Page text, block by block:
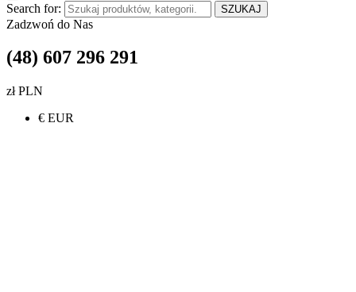
Search for: SZUKAJ
Zadzwoń do Nas
(48) 607 296 291
zł PLN
€ EUR